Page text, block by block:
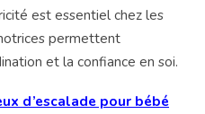
est essentiel chez les
permettent
et la confiance en soi.
d’escalade pour bébé